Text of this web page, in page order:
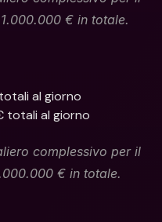
€ in totale.
al giorno
totali al giorno
complessivo per il
€ in totale.